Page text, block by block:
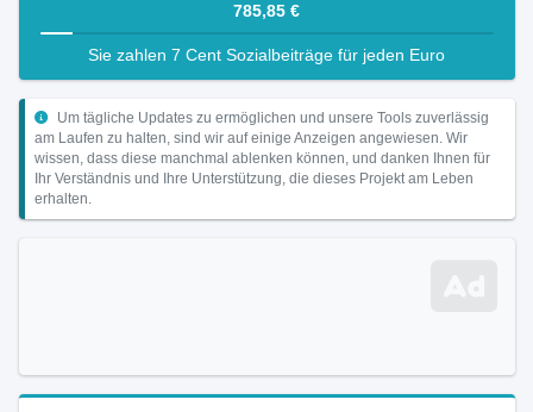
785,85 €
Sie zahlen 7 Cent Sozialbeiträge für jeden Euro
Um tägliche Updates zu ermöglichen und unsere Tools zuverlässig
am Laufen zu halten, sind wir auf einige Anzeigen angewiesen. Wir
wissen, dass diese manchmal ablenken können, und danken Ihnen für
Ihr Verständnis und Ihre Unterstützung, die dieses Projekt am Leben
erhalten.